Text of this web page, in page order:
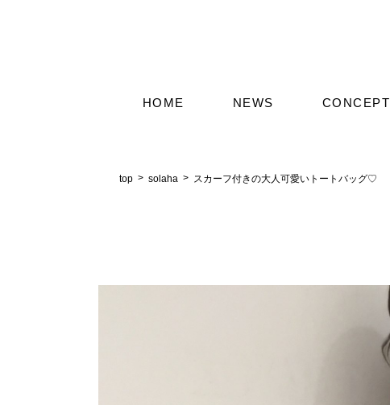
HOME NEWS CONCEPT
top solaha スカーフ付きの大人可愛いトートバッグ♡